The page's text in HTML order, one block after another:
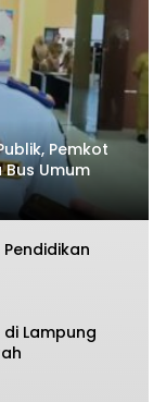
Pemkot
Umum
Lampung